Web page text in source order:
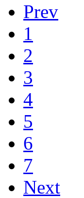
Prev
1
2
3
4
5
6
7
Next